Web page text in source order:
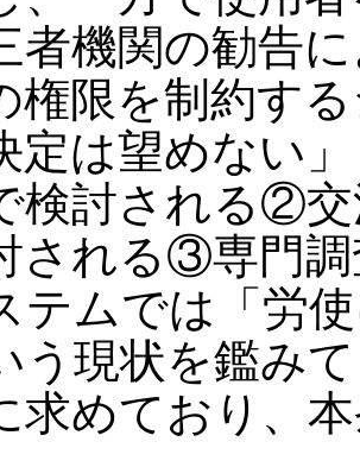
者機関の勧告
権限を制約す
定は望めない
検討される②
される③専門
テムでは「労
う現状を鑑み
求めており、